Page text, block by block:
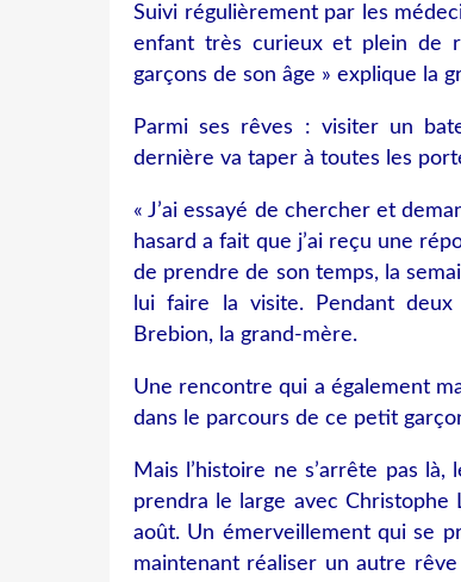
Suivi régulièrement par les
enfant très curieux et plein de
garçons de son âge » explique la
Parmi ses rêves : visiter un
dernière va taper à toutes les
« J’ai essayé de chercher et
hasard a fait que j’ai reçu une
de prendre de son temps, la
lui faire la visite. Pendant deux
Brebion, la grand-mère.
Une rencontre qui a également
dans le parcours de ce petit
Mais l’histoire ne s’arrête pas
prendra le large avec
août. Un émerveillement qui se
maintenant réaliser un autre